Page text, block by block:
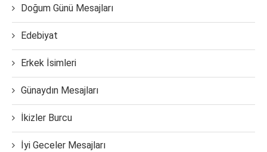
Doğum Günü Mesajları
Edebiyat
Erkek İsimleri
Günaydın Mesajları
İkizler Burcu
İyi Geceler Mesajları